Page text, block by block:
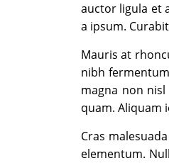
auctor ligula et
a ipsum.
Mauris at
nibh
magna non
quam. Aliquam
Cras
elementum.